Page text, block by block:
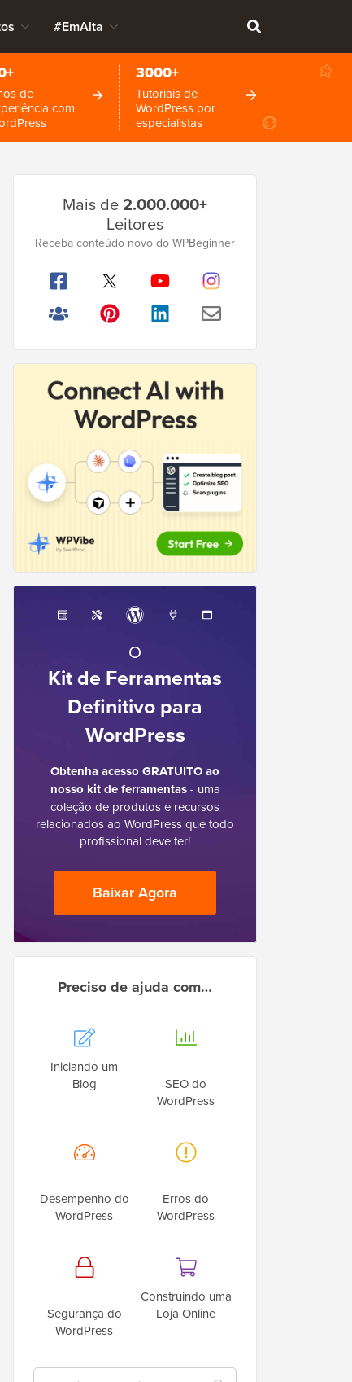
#EmAlta
de
com
3000+
Tutoriais de
WordPress por
especialistas
Lateral
Principal
Mais de2.000.000+
Leitores
Receba conteúdo novo do WPBeginner
O
Kit de Ferramentas
Definitivo para
WordPress
Obtenha acesso GRATUITO ao
nosso kit de ferramentas- uma
coleção de produtos e recursos
relacionados ao WordPress que todo
profissional deve ter!
Baixar Agora
Preciso de ajuda com…
Iniciando um
Blog
SEO do
WordPress
Desempenho do
WordPress
Erros do
WordPress
Segurança do
WordPress
Construindo uma
Loja Online